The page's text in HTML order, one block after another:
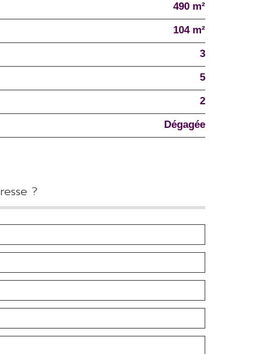
490 m²
104 m²
3
5
2
Dégagée
?